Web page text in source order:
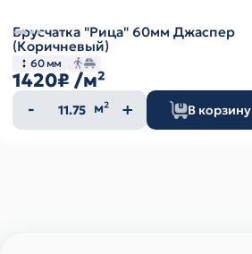
Брусчатка "Рица" 60мм Джаспер
(Коричневый)
60 мм
1420₽ /м²
Количество
товара
м² В корзину